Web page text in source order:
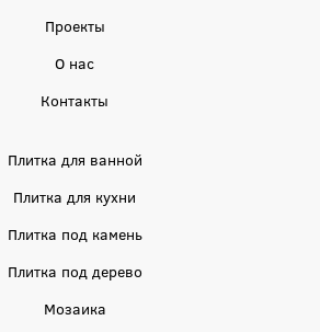
Проекты
О нас
Контакты
Плитка для ванной
Плитка для кухни
Плитка под камень
Плитка под дерево
Мозаика